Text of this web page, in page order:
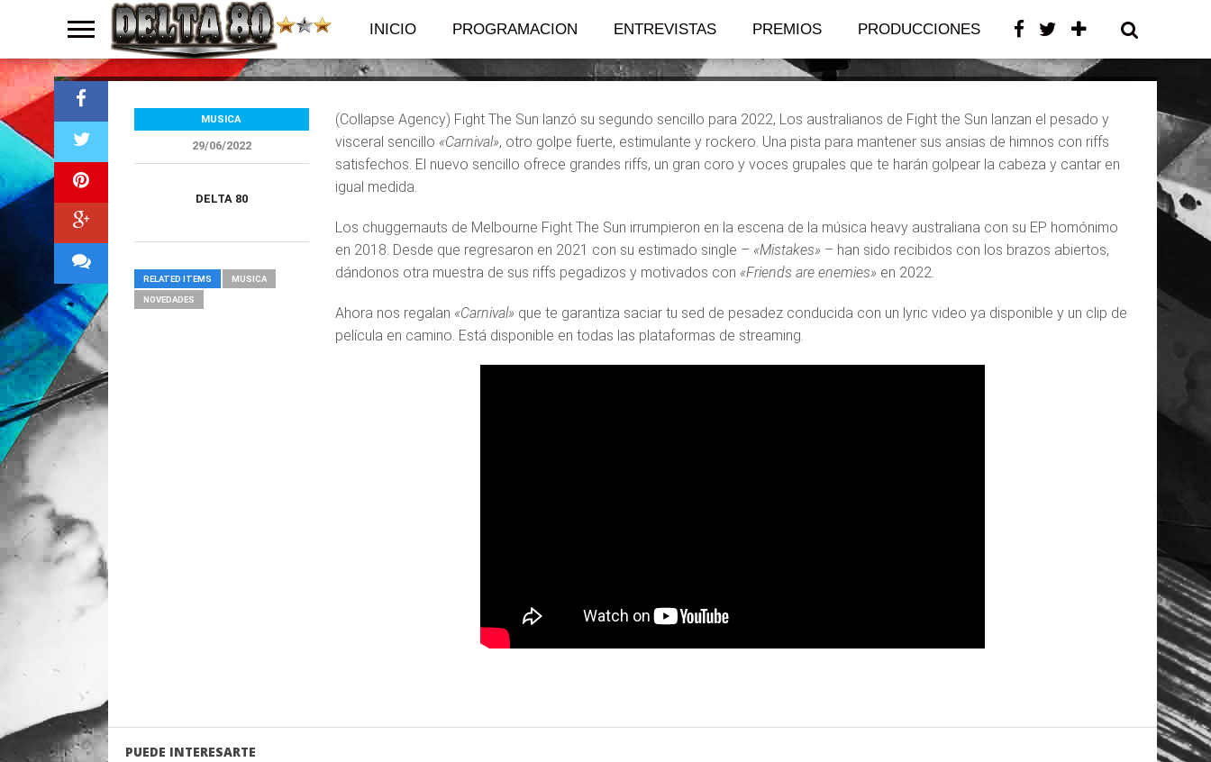
INICIO PROGRAMACION ENTREVISTAS PREMIOS PRODUCCIONES CONTACTO
pesado y visceral sencillo «Carnival»
(Collapse Agency) Fight The Sun lanzó su segundo sencillo para 2022, Los australianos de Fight the Sun lanzan el pesado y
visceral sencillo «Carnival», otro golpe fuerte, estimulante y rockero. Una pista para mantener sus ansias de himnos con riffs
satisfechos. El nuevo sencillo ofrece grandes riffs, un gran coro y voces grupales que te harán golpear la cabeza y cantar en
igual medida.
Los chuggernauts de Melbourne Fight The Sun irrumpieron en la escena de la música heavy australiana con su EP homónimo
en 2018. Desde que regresaron en 2021 con su estimado single – «Mistakes»– han sido recibidos con los brazos abiertos,
dándonos otra muestra de sus riffs pegadizos y motivados con «Friends are enemies»en 2022.
Ahora nos regalan «Carnival»que te garantiza saciar tu sed de pesadez conducida con un lyric video ya disponible y un clip de
película en camino. Está disponible en todas las plataformas de streaming.
MUSICA
29/06/2022
DELTA 80
RELATED ITEMS MUSICA
NOVEDADES
PUEDE INTERESARTE